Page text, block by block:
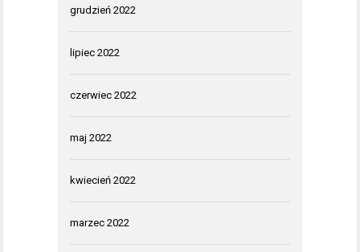
grudzień 2022
lipiec 2022
czerwiec 2022
maj 2022
kwiecień 2022
marzec 2022